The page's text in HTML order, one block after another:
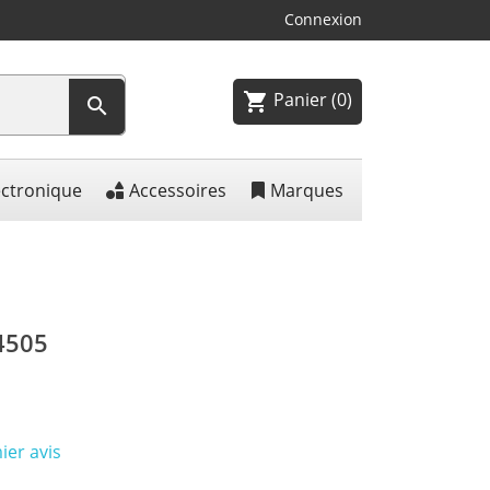
Connexion
 shopping_cart Panier(0)
Accessoires Marques
avis